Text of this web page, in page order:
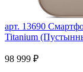
арт. 13690
Titanium
98 999 ₽